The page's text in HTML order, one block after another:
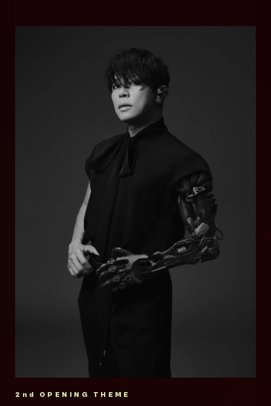
西川貴教
1970年9月19日生まれ。滋賀県出身。
1996年、ソロプロジェク
ト”T.M.Revolution”として「独裁-
monopolize-」でデビュー。以降、「HIGH
PRESSURE」「HOT LIMIT」「WHITE
BREATH」「INVOKE -インヴォーク-」などヒ
2018年からは西川貴教名義での音楽活動を本
格的に開始。2024年にリリースした
「FREEDOM」がロングヒット。2025年3月に
3rdアルバム「SINGularity Ⅲ -VOYAGE-」を
2025年6月からT.M.Revolutionデビュー30周
年に向けた全国ツアー「T.M.R. LIVE
ELECTION -VOTE 30-」を開催中。
しい挑戦を続けている。
2008年、故郷である滋賀県から「滋賀ふるさ
と観光大使」に任命され、2009年より県初の
大型野外音楽イベント「イナズマロック フェ
Survive Said The
Prophet
Survive Said The Prophet 通称「サバプ
ロ」は2011年、東京にて結成。ネイティブな
英語を操るバイリンガルのボーカリストYoshの
圧倒的な歌唱力とカリスマ性を筆頭に、確かな
スキル、ミュージシャンシップ、そして個性的
なキャラクターを持ったメンバーからなる奇跡
のインターナショナル・ロック・バンド。その
異彩を放つ音楽性はロックに限らず、ポップ、
ックグラウンドをベースに、既存のシーンの枠
に収まらないダイバーシティを武器に様々なフ
ィールドを活動の場とし、日々進化し続けてい
女王蜂
2009年結成。独創的かつ圧倒的なパフォーマ
ンス、多方面にわたり活躍するそのニュース性
の高さから音楽業界のみならず各方面で話題
に。作品はチャート上位にランクインし、ライ
ヴは各地ソールドアウトと人気・実力共に圧倒
的な存在感を誇る。更にヴォーカルのアヴちゃ
んはプロデュース業、ドラマやパリコレへの出
演、楽曲提供など多岐に才能を発揮している。
大阪梅田駅の歩道橋で行われていたサイファー
（輪になり即興でラップをするセッション）の
参加者から派生した集合体。多くのメンバーが
ラップバトルで輝かしい成績を残し、R-指定を
代表に全国区のラッパーを輩出してきた。上下
関係はなく、リーダーの存在はおろか結成の話
があったわけでもない。あくまで個人の集まり
でありグループでないことが特徴。”ラッパー同
士の繋がりから生まれた自由な関係性”そのもの
が梅田サイファーと言える。映像作家、デザイ
ナー、トラックメイカーなどの顔を持つメンバ
ーもおり、その活動は多岐に渡る。
Official Website
Instagram
2nd OPENING THEME